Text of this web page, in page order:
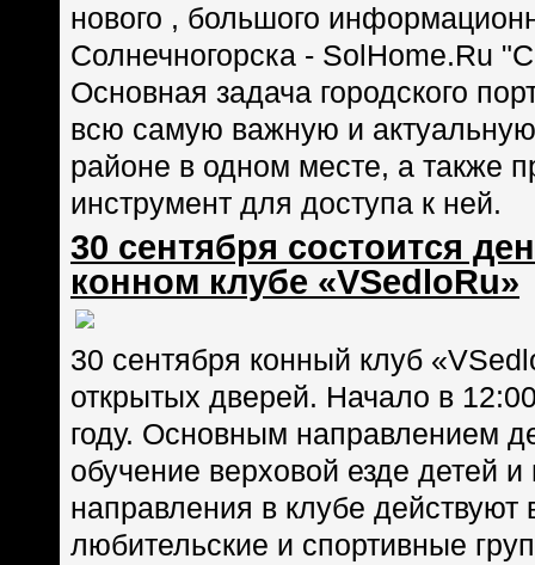
нового , большого
Солнечногорска - SolHome.Ru
Основная задача городского
всю самую важную и
районе в одном месте, а также
инструмент для доступа к ней.
30 сентября состоится
конном клубе «VSеdlоRu»
30 сентября конный клуб
открытых дверей. Начало в
году. Основным направлением
обучение верховой езде детей
направления в клубе действуют
любительские и спортивные